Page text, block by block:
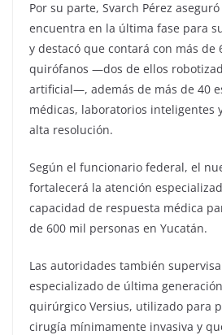
Por su parte, Svarch Pérez
encuentra en la última fase para
y destacó que contará con más de
quirófanos —dos de ellos
artificial—, además de más de 40
médicas, laboratorios inteligentes
alta resolución.
Según el funcionario federal, el
fortalecerá la atención
capacidad de respuesta médica
de 600 mil personas en Yucatán.
Las autoridades también
especializado de última
quirúrgico Versius, utilizado para
cirugía mínimamente invasiva y